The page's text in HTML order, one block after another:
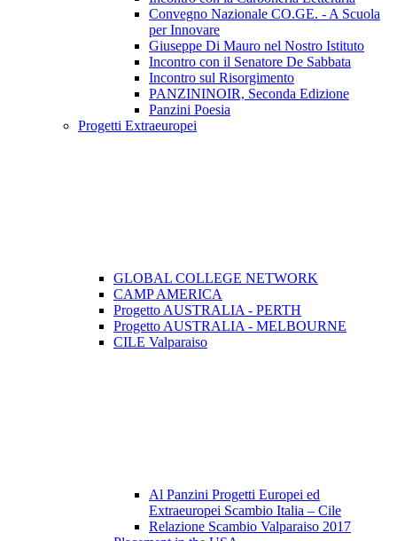
Convegno Nazionale CO.GE. - A Scuola
per Innovare
Giuseppe Di Mauro nel Nostro Istituto
Incontro con il Senatore De Sabbata
Incontro sul Risorgimento
PANZININOIR, Seconda Edizione
Panzini Poesia
Progetti Extraeuropei
GLOBAL COLLEGE NETWORK
CAMP AMERICA
Progetto AUSTRALIA - PERTH
Progetto AUSTRALIA - MELBOURNE
CILE Valparaiso
Al Panzini Progetti Europei ed
Extraeuropei Scambio Italia – Cile
Relazione Scambio Valparaiso 2017